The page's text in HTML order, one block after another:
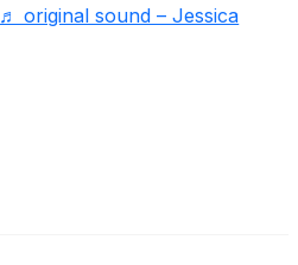
♬ original sound – Jessica